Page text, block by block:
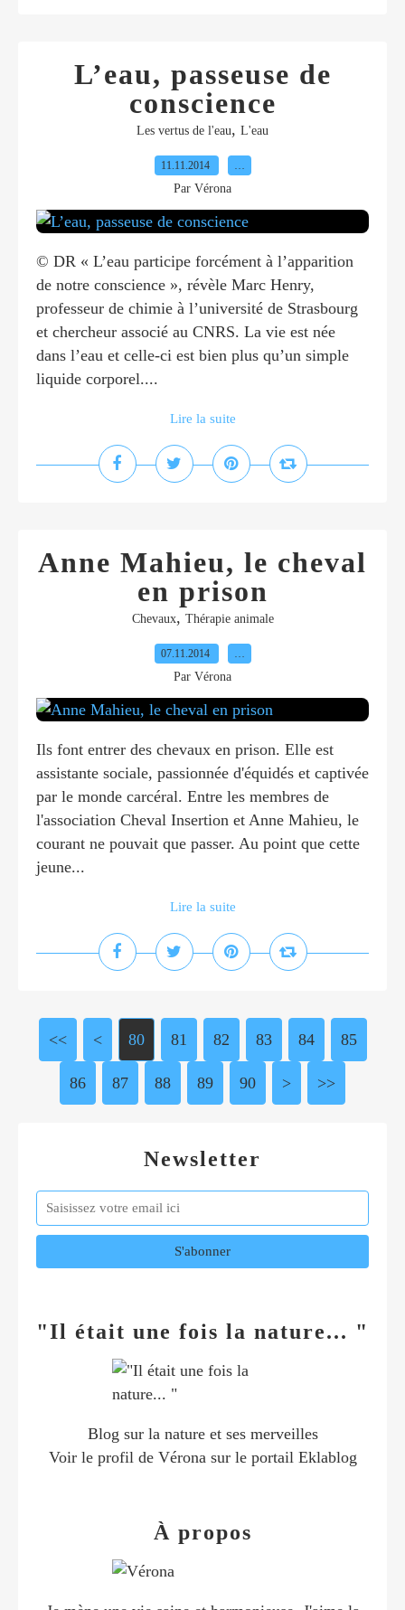
L’eau, passeuse de
conscience
Les vertus de l'eau, L'eau
11.11.2014 …
Par Vérona
© DR « L’eau participe forcément à l’apparition
de notre conscience », révèle Marc Henry,
professeur de chimie à l’université de Strasbourg
et chercheur associé au CNRS. La vie est née
dans l’eau et celle-ci est bien plus qu’un simple
liquide corporel....
Lire la suite
Anne Mahieu, le cheval
en prison
Chevaux, Thérapie animale
07.11.2014 …
Par Vérona
Ils font entrer des chevaux en prison. Elle est
assistante sociale, passionnée d'équidés et captivée
par le monde carcéral. Entre les membres de
l'association Cheval Insertion et Anne Mahieu, le
courant ne pouvait que passer. Au point que cette
jeune...
Lire la suite
<< < 10
20
30
40
50
60
70
80 81 82 83 84 85
86 87 88 89 90 100
> >>
Newsletter
"Il était une fois la nature... "
Blog sur la nature et ses merveilles
Voir le profil de Véronasur le portail Eklablog
À propos